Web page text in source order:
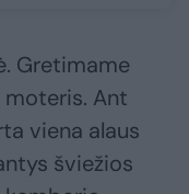
Gretimame
Ant
viena alaus
šviežios